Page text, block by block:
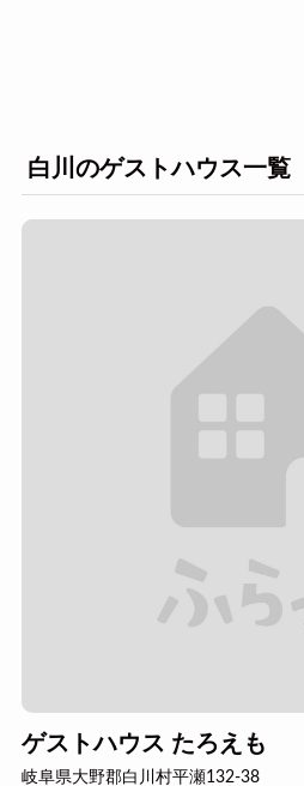
白川のゲストハウス一覧
ゲストハウス たろえも
岐阜県大野郡白川村平瀬132-38